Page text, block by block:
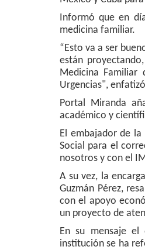
Informó que en
medicina familiar.
“Esto va a ser
están
Medicina Familiar
Urgencias",
Portal Miranda
académico y
El embajador de la
Social para el
nosotros y con el
A su vez, la
Guzmán Pérez,
con el apoyo
un proyecto de
En su mensaje el
institución se ha